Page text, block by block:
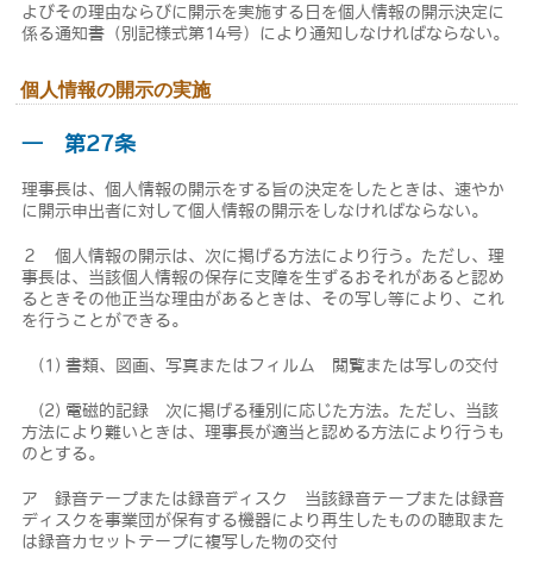
よびその理由ならびに開示を実施する日を個人情報の開示決定に
係る通知書（別記様式第14号）により通知しなければならない。
個人情報の開示の実施
― 第27条
理事長は、個人情報の開示をする旨の決定をしたときは、速やか
に開示申出者に対して個人情報の開示をしなければならない。
２ 個人情報の開示は、次に掲げる方法により行う。ただし、理
事長は、当該個人情報の保存に支障を生ずるおそれがあると認め
るときその他正当な理由があるときは、その写し等により、これ
を行うことができる。
(1) 書類、図画、写真またはフィルム 閲覧または写しの交付
(2) 電磁的記録 次に掲げる種別に応じた方法。ただし、当該
方法により難いときは、理事長が適当と認める方法により行うも
のとする。
ア 録音テープまたは録音ディスク 当該録音テープまたは録音
ディスクを事業団が保有する機器により再生したものの聴取また
は録音カセットテープに複写した物の交付